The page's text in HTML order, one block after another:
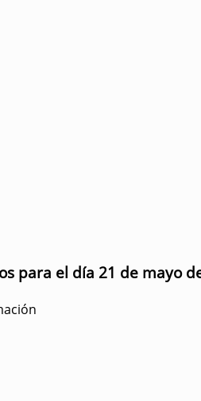
para el día 21 de mayo